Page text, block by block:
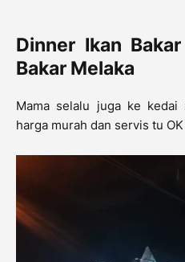
Dinner Ikan
Bakar Melaka
Mama selalu juga ke kedai
harga murah dan servis tu